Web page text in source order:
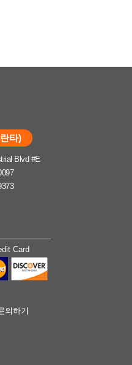
타)
Blvd #E
Card
의하기